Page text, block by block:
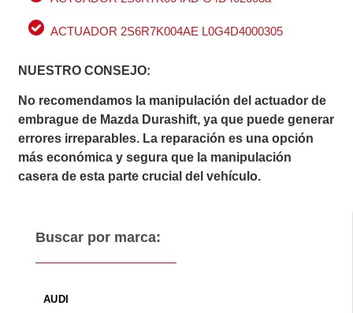
Buscar por marca:
AUDI
ACTUADOR 2S6R7K004AE L0G4D4000305
NUESTRO CONSEJO:
No recomendamos la manipulación del actuador de
embrague de Mazda Durashift, ya que puede generar
errores irreparables. La reparación es una opción
más económica y segura que la manipulación
casera de esta parte crucial del vehículo.